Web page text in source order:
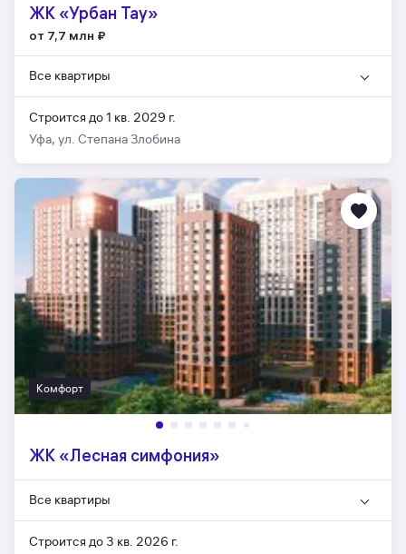
ЖК «Урбан Тау»
от 7,7 млн ₽
Все квартиры
Строится до 1 кв. 2029 г.
Уфа, ул. Степана Злобина
Комфорт
ЖК «Лесная симфония»
Все квартиры
Строится до 3 кв. 2026 г.